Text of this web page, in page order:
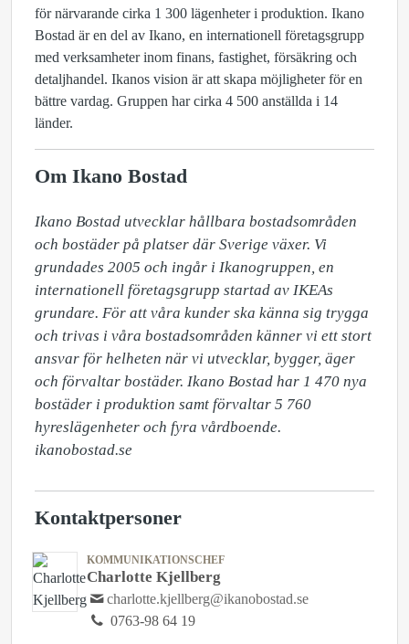
för närvarande cirka 1 300 lägenheter i produktion. Ikano
Bostad är en del av Ikano, en internationell företagsgrupp
med verksamheter inom finans, fastighet, försäkring och
detaljhandel. Ikanos vision är att skapa möjligheter för en
bättre vardag. Gruppen har cirka 4 500 anställda i 14
länder.
Om Ikano Bostad
​Ikano Bostad utvecklar hållbara bostadsområden
och bostäder på platser där Sverige växer. Vi
grundades 2005 och ingår i Ikanogruppen, en
internationell företagsgrupp startad av IKEAs
grundare. För att våra kunder ska känna sig trygga
och trivas i våra bostadsområden känner vi ett stort
ansvar för helheten när vi utvecklar, bygger, äger
och förvaltar bostäder. Ikano Bostad har 1 470 nya
bostäder i produktion samt förvaltar 5 760
hyreslägenheter och fyra vårdboende.
ikanobostad.se
Kontaktpersoner
KOMMUNIKATIONSCHEF
Charlotte Kjellberg
charlotte.kjellberg@ikanobostad.se
0763-98 64 19